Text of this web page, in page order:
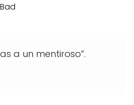
a un mentiroso”.